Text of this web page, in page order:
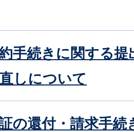
手続きに関する
しについて
の還付・請求手続